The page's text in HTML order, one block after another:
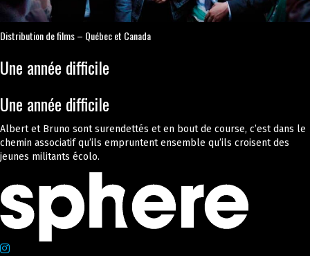
Distribution de films – Québec et Canada
Une année difficile
Une année difficile
Albert et Bruno sont surendettés et en bout de course, c’est dans le
chemin associatif qu’ils empruntent ensemble qu’ils croisent des
jeunes militants écolo.